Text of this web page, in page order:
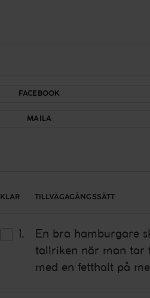
FACEBOOK
MAILA
KLAR TILLVÄGAGÅNGSSÄTT
En bra hamburgare
tallriken när man tar
med en fetthalt på